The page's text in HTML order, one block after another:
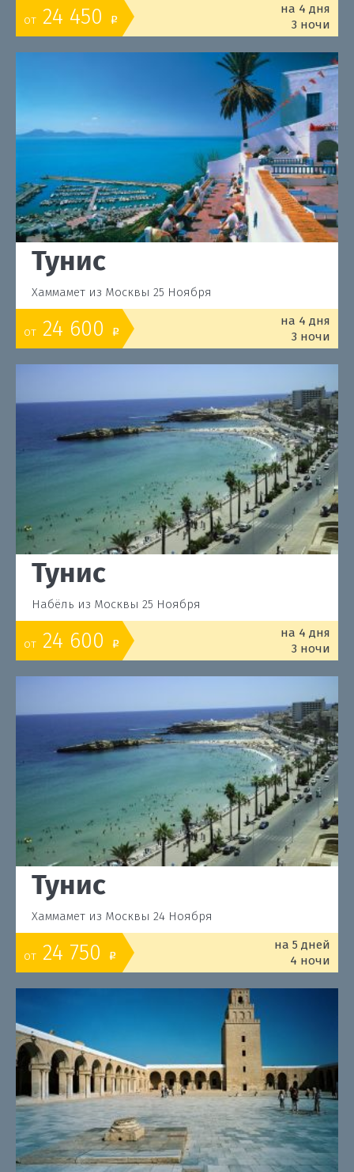
от 24 450 o
на 4 дня
3 ночи
Тунис
Хаммамет из Москвы 25 Ноября
от 24 600 o
на 4 дня
3 ночи
Тунис
Набёль из Москвы 25 Ноября
от 24 600 o
на 4 дня
3 ночи
Тунис
Хаммамет из Москвы 24 Ноября
от 24 750 o
на 5 дней
4 ночи